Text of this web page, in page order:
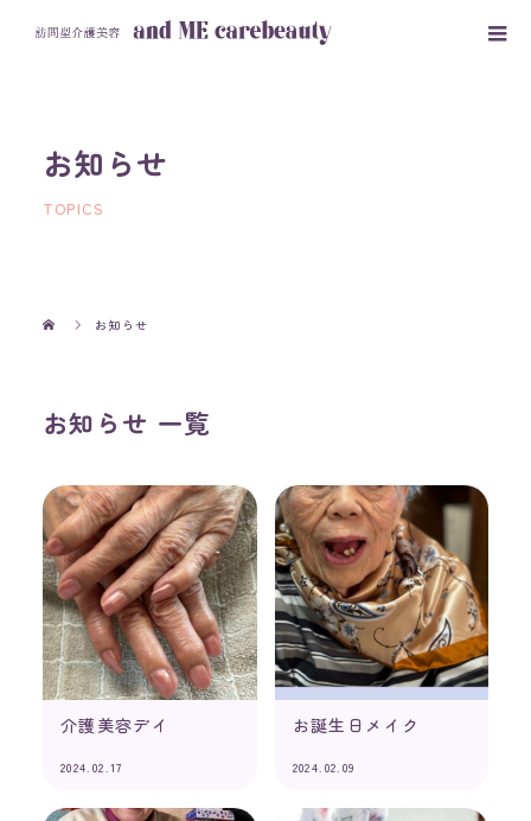
お知らせ
TOPICS
お知らせ
お知らせ 一覧
介護美容デイ
2024.02.17
お誕生日メイク
2024.02.09